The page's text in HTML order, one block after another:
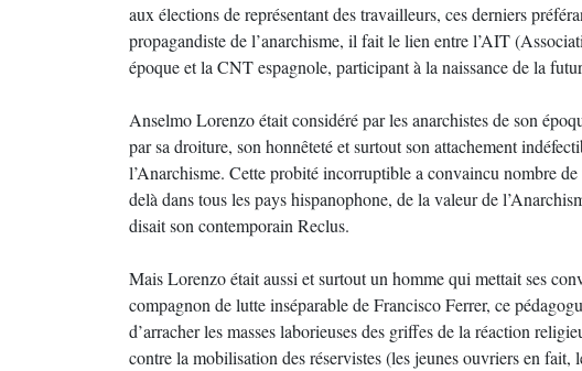
aux élections de représentant des travailleurs, ces derniers
propagandiste de l’anarchisme, il fait le lien entre l’AIT
époque et la CNT espagnole, participant à la naissance de la
Anselmo Lorenzo était considéré par les anarchistes de son
par sa droiture, son honnêteté et surtout son attachement
l’Anarchisme. Cette probité incorruptible a convaincu nombre
delà dans tous les pays hispanophone, de la valeur de
disait son contemporain Reclus.
Mais Lorenzo était aussi et surtout un homme qui mettait ses
compagnon de lutte inséparable de Francisco Ferrer, ce
d’arracher les masses laborieuses des griffes de la réaction
contre la mobilisation des réservistes (les jeunes ouvriers en